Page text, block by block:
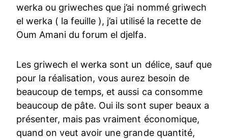
werka ou griweches que j’ai nommé griwech
el werka ( la feuille ), j’ai utilisé la recette de
Oum Amani du forum el djelfa.
Les griwech el werka sont un délice, sauf que
pour la réalisation, vous aurez besoin de
beaucoup de temps, et aussi ca consomme
beaucoup de pâte. Oui ils sont super beaux a
présenter, mais pas vraiment économique,
quand on veut avoir une grande quantité,